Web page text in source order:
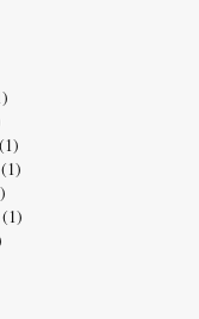
(1)
(1)
(1)